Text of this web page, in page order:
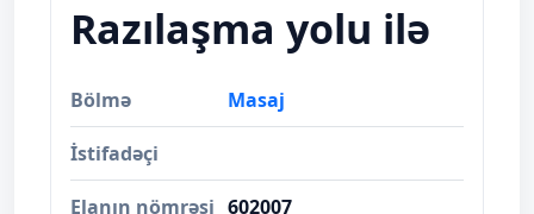
Razılaşma yolu ilə
Bölmə Masaj
İstifadəçi
Elanın nömrəsi 602007